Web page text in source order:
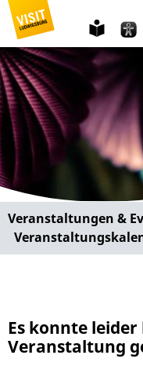
Veranstaltungen &
Es konnte leider
Veranstaltung